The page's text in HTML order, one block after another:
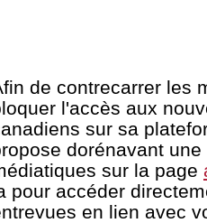
de contrecarrer les
l'accès aux
sur sa
dorénavant
sur la page
pour accéder
en lien avec